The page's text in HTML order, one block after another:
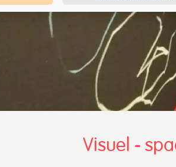
Visuel -